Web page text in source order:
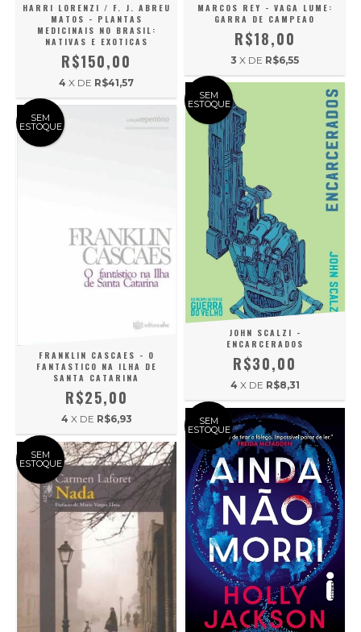
HARRI LORENZI / F. J. ABREU
MATOS - PLANTAS
MEDICINAIS NO BRASIL:
NATIVAS E EXOTICAS
R$150,00
4 X DE R$41,57
MARCOS REY - VAGA LUME:
GARRA DE CAMPEAO
R$18,00
3 X DE R$6,55
SEM
ESTOQUE
FRANKLIN CASCAES - O
FANTASTICO NA ILHA DE
SANTA CATARINA
R$25,00
4 X DE R$6,93
SEM
ESTOQUE
JOHN SCALZI -
ENCARCERADOS
R$30,00
4 X DE R$8,31
SEM
ESTOQUE
SEM
ESTOQUE